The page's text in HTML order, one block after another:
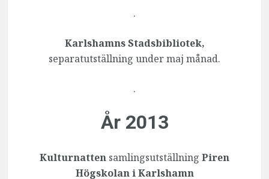
.
Karlshamns Stadsbibliotek,
separatutställning under maj månad.
.
År 2013
Kulturnatten samlingsutställning Piren
Högskolan i Karlshamn